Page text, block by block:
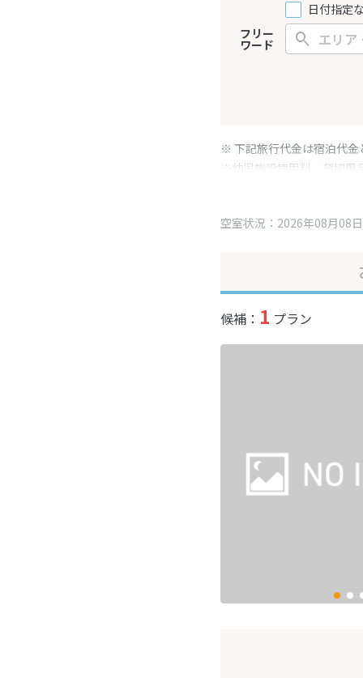
日付指定
フリー
ワード
※ 下記旅行代金は宿泊代金
※幼児施設使用料、貸切風
空室状況：2026年08月08
候補： 1 プラン